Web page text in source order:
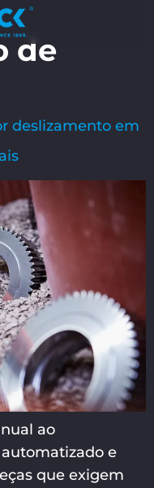
de
deslizamento em
ao
e
que exigem